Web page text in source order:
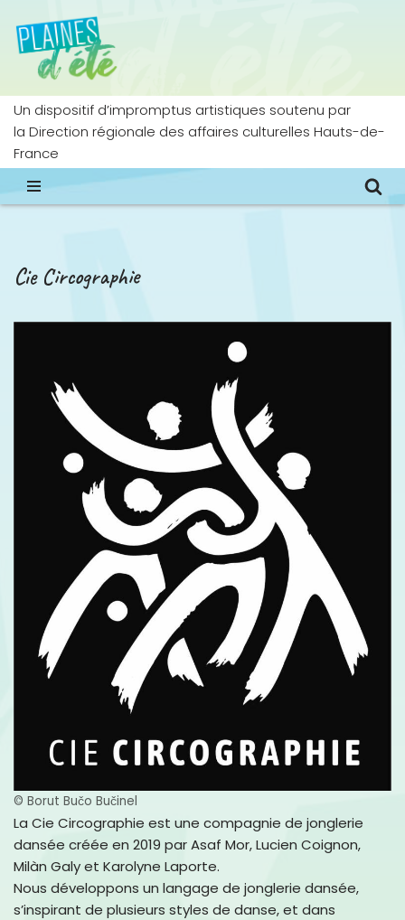
Aller
contenu
Un dispositif d’impromptus artistiques soutenu par
la Direction régionale des affaires culturelles Hauts-de-
France
Cie Circographie
© Borut Bučo Bučinel
La Cie Circographie est une compagnie de jonglerie
dansée créée en 2019 par Asaf Mor, Lucien Coignon,
Milàn Galy et Karolyne Laporte.
Nous développons un langage de jonglerie dansée,
s’inspirant de plusieurs styles de danse, et dans